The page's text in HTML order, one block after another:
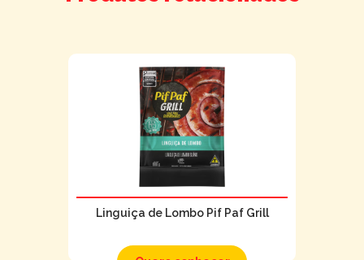
Linguiça de Lombo Pif Paf Grill